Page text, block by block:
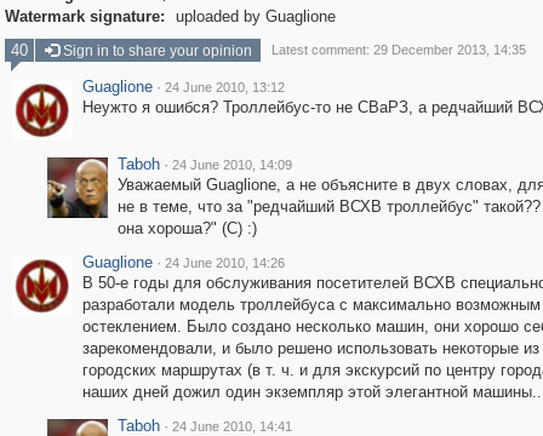
Watermark signature:
uploaded by Guaglione
40
Sign in to share your opinion Latest comment: 29 December 2013, 14:35
Guaglione · 24 June 2010, 13:12
Неужто я ошибся? Троллейбус-то не СВаРЗ, а редчайший
Taboh · 24 June 2010, 14:09
Уважаемый Guaglione, а не объясните в двух словах,
не в теме, что за "редчайший ВСХВ троллейбус"
она хороша?" (С) :)
Guaglione · 24 June 2010, 14:26
В 50-е годы для обслуживания посетителей ВСХВ
разработали модель троллейбуса с максимально
остеклением. Было создано несколько машин, они хорошо
зарекомендовали, и было решено использовать некоторые
городских маршрутах (в т. ч. и для экскурсий по центру
наших дней дожил один экземпляр этой элегантной
Taboh · 24 June 2010, 14:41